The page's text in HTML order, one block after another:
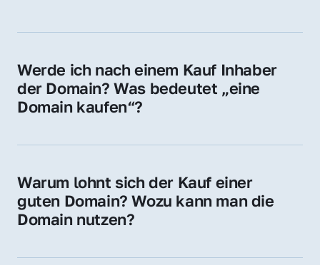
Werde ich nach einem Kauf Inhaber
der Domain? Was bedeutet „eine
Domain kaufen“?
Sie erhalten alle Rechte zur Nutzung,
Domain.
Warum lohnt sich der Kauf einer
guten Domain? Wozu kann man die
Domain nutzen?